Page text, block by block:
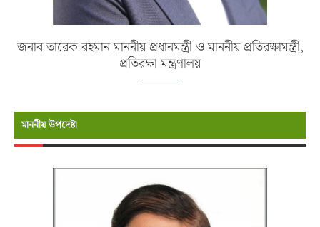
জনাব তারেক রহমান মাননীয় প্রধানমন্ত্রী ও মাননীয় প্রতিরক্ষামন্ত্রী,
প্রতিরক্ষা মন্ত্রণালয়
মাননীয় উপদেষ্টা